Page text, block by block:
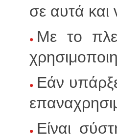
σε αυτά και
Με το
Εάν
Είναι